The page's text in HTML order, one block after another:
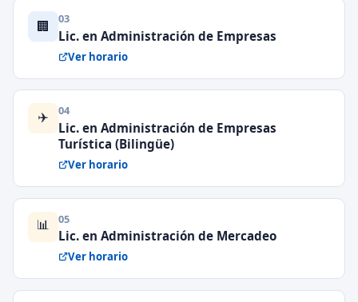
🏢 03
Lic. en Administración de Empresas
Ver horario
✈️ 04
Lic. en Administración de Empresas
Turística (Bilingüe)
Ver horario
📊 05
Lic. en Administración de Mercadeo
Ver horario